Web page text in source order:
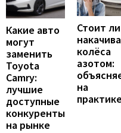
Какие авто
могут
заменить
Toyota
Camry:
лучшие
доступные
конкуренты
на рынке
Стоит ли
колёса
азотом:
на
практике